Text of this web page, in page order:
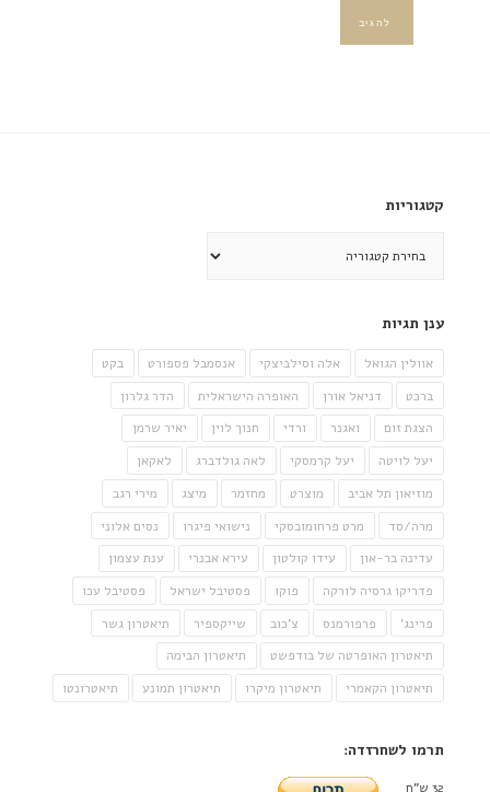
קטגוריות
ענן תגיות
אוולין הגואל אלה וסילביצקי אנסמבל פספורט
בקט
ברכט
דניאל אורן האופרה הישראלית
הדר גלרון
הצגת זום
ואגנר ורדי חנוך לוין
יאיר שרמן
יעל לויטה
יעל קרמסקי לאה גולדברג
לאקאן
מוזיאון תל אביב
מוצרט מחזמר מיצג
מירי רגב
מרה/סד
מרט פרחומובסקי נישואי פיגרו
נסים אלוני
עדינה בר-און
עידו קולטון עירא אבנרי
ענת עצמון
פדריקו גרסיה לורקה
פוקו פסטיבל ישראל
פסטיבל עכו
פרינג'
פרפורמנס צ'כוב שייקספיר
תיאטרון גשר
תיאטרון האופרטה של בודפשט
תיאטרון הבימה
תיאטרון הקאמרי
תיאטרון מיקרו תיאטרון תמונע תיאטרונטו
תרמו לשחרזדה:
32 ש"ח